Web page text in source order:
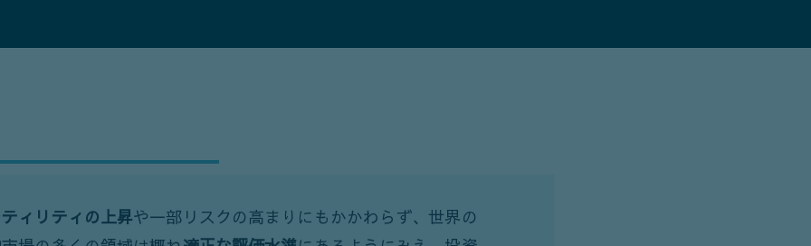
ィリティの上昇や一部リスクの高まりにもかかわらず、世界の